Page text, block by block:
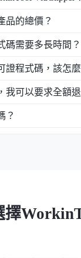
品的總價？
碼需要多長時間？
證程式碼，該怎麼
我可以要求全額
？
擇